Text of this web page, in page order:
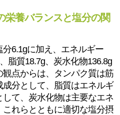
栄養バランスと塩分の関
6.1gに加え、エネルギー
脂質18.7g、炭水化物136.8g
点からは、タンパク質は筋
分として、脂質はエネルギ
て、炭水化物は主要なエネ
れらとともに適切な塩分摂